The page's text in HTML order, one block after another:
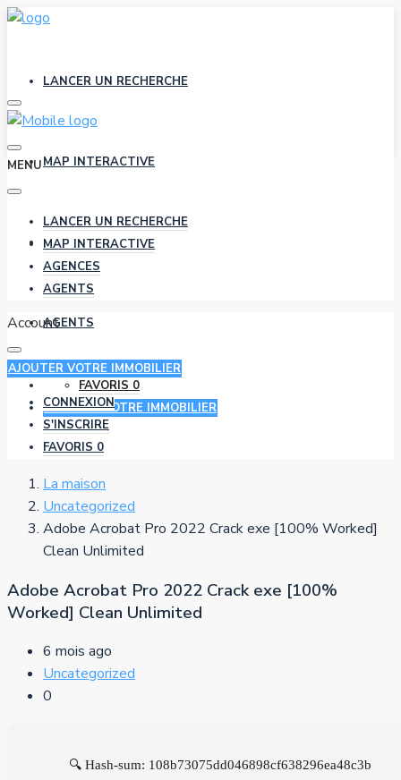
LANCER UN RECHERCHE
MAP INTERACTIVE
AGENCES
AGENTS
FAVORIS 0
AJOUTER VOTRE IMMOBILIER
MENU
LANCER UN RECHERCHE
MAP INTERACTIVE
AGENCES
AGENTS
Account
AJOUTER VOTRE IMMOBILIER
CONNEXION
S'INSCRIRE
FAVORIS 0
La maison
Uncategorized
Adobe Acrobat Pro 2022 Crack exe [100% Worked]
Clean Unlimited
Adobe Acrobat Pro 2022 Crack exe [100%
Worked] Clean Unlimited
6 mois ago
Uncategorized
0
🔍 Hash-sum: 108b73075dd046898cf638296ea48c3b